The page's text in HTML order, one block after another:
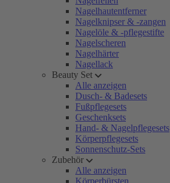
Nagelhautentferner
Nagelknipser & -zangen
Nagelöle & -pflegestifte
Nagelscheren
Nagelhärter
Nagellack
Beauty Set
Alle anzeigen
Dusch- & Badesets
Fußpflegesets
Geschenksets
Hand- & Nagelpflegesets
Körperpflegesets
Sonnenschutz-Sets
Zubehör
Alle anzeigen
Körperbürsten